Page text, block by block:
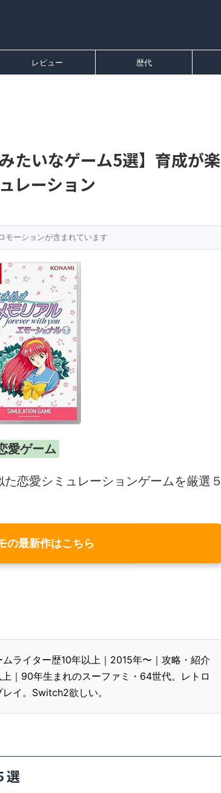
レビュー 歴代
たいなゲーム5選】育成が楽
レーション
モーションが含まれています
愛ゲーム
恋愛シミュレーションゲームを厳選５
の最新作はこちら
ライター歴10年以上｜2015年〜｜攻略・紹介
｜90年生まれのスーファミ・64世代。レトロ
イ。Switch2欲しい。
選